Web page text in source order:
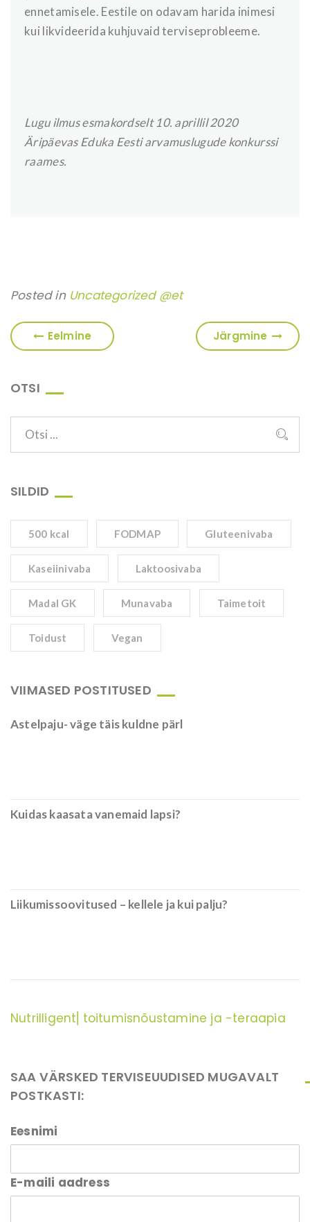
ennetamisele. Eestile on odavam harida inimesi
kui likvideerida kuhjuvaid terviseprobleeme.
Lugu ilmus esmakordselt 10. aprillil 2020
Äripäevas Eduka Eesti arvamuslugude konkurssi
raames.
Posted in Uncategorized @et
Eelmine Järgmine
OTSI
SILDID
500 kcal FODMAP Gluteenivaba
Kaseiinivaba Laktoosivaba
Madal GK Munavaba Taimetoit
Toidust Vegan
VIIMASED POSTITUSED
Astelpaju- väge täis kuldne pärl
Kuidas kaasata vanemaid lapsi?
Liikumissoovitused – kellele ja kui palju?
Nutrilligent⎜toitumisnõustamine ja -teraapia
SAA VÄRSKED TERVISEUUDISED MUGAVALT
POSTKASTI:
Eesnimi
E-maili aadress